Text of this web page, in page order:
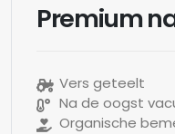
Premium
Vers geteelt
Na de oogst
Organische